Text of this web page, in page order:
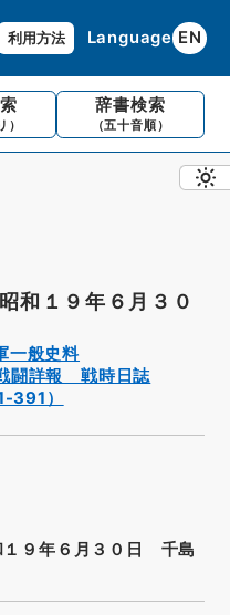
利用方法 Language EN
）
辞書検索
（五十音順）
和１９年６月３０
一般史料
闘詳報 戦時日誌
391）
１９年６月３０日 千島